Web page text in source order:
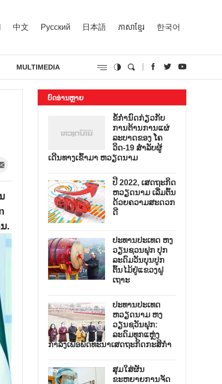
中文 Русский 日本語 ភាសាខ្មែរ 한국어
MULTIMEDIA
.
ບົດອ່ານຫຼາຍ
ຂໍ້ກຳນົດກ່ຽວກັບ
ການຕ້ານການແຜ່
ລະບາດຂອງ ໂຄ
ວິດ-19 ສຳລັບຜູ້
ເດີນທາງເຂົ້າມາ ຫວຽດນາມ
ປີ 2022, ເສດຖະກິດ
ຫວຽດນາມ ເລີ່ມຕົ້ນ
ດ້ວຍຄວາມສະດວກ
ດີ
ປະທານປະເທດ ຫງ
ວຽນຊວນຟຸກ ປຸກ
ລະດົມວັນບຸນປູກ
ຕົ້ນໄມ້ຢູ່ແຂວງຝູ
ເຖາະ
ປະທານປະເທດ
ຫວຽດນາມ ຫງ
ວຽນຊວັນຟຸກ:
ລະດົມທຸກແຫຼ່ງ
ກຳລັງເພື່ອພັດທະນາເສດຖະກິດກະສິກຳ
ສຸມໃສ່ຜັນ
ຂະຫຍາຍການຈັດ